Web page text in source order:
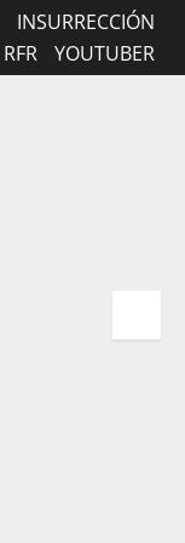
INSURRECCIÓN
RFR YOUTUBER